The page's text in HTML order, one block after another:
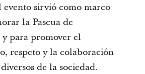
sirvió como marco
la Pascua de
para promover el
respeto y la colaboración
de la sociedad.